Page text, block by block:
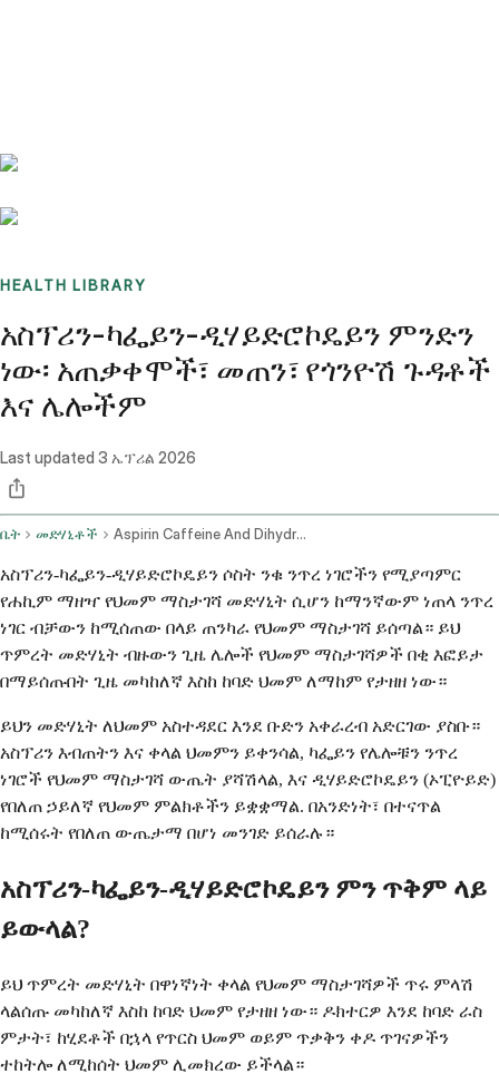
HEALTH LIBRARY
አስፕሪን-ካፌይን-ዲሃይድሮኮዴይን ምንድን
ነው፡ አጠቃቀሞች፣ መጠን፣ የጎንዮሽ ጉዳቶች
እና ሌሎችም
Last updated 3 ኤፕሪል 2026
ቤት መድሃኒቶች Aspirin Caffeine And Dihydrocodeine Oral Route
አስፕሪን-ካፌይን-ዲሃይድሮኮዴይን ሶስት ንቁ ንጥረ ነገሮችን የሚያጣምር
የሐኪም ማዘዣ የህመም ማስታገሻ መድሃኒት ሲሆን ከማንኛውም ነጠላ ንጥረ
ነገር ብቻውን ከሚሰጠው በላይ ጠንካራ የህመም ማስታገሻ ይሰጣል። ይህ
ጥምረት መድሃኒት ብዙውን ጊዜ ሌሎች የህመም ማስታገሻዎች በቂ እፎይታ
በማይሰጡበት ጊዜ መካከለኛ እስከ ከባድ ህመም ለማከም የታዘዘ ነው።
ይህን መድሃኒት ለህመም አስተዳደር እንደ ቡድን አቀራረብ አድርገው ያስቡ።
አስፕሪን እብጠትን እና ቀላል ህመምን ይቀንሳል, ካፌይን የሌሎቹን ንጥረ
ነገሮች የህመም ማስታገሻ ውጤት ያሻሽላል, እና ዲሃይድሮኮዴይን (ኦፒዮይድ)
የበለጠ ኃይለኛ የህመም ምልክቶችን ይቋቋማል. በአንድነት፣ በተናጥል
ከሚሰሩት የበለጠ ውጤታማ በሆነ መንገድ ይሰራሉ።
አስፕሪን-ካፌይን-ዲሃይድሮኮዴይን ምን ጥቅም ላይ
ይውላል?
ይህ ጥምረት መድሃኒት በዋነኛነት ቀላል የህመም ማስታገሻዎች ጥሩ ምላሽ
ላልሰጡ መካከለኛ እስከ ከባድ ህመም የታዘዘ ነው። ዶክተርዎ እንደ ከባድ ራስ
ምታት፣ ከሂደቶች በኋላ የጥርስ ህመም ወይም ጥቃቅን ቀዶ ጥገናዎችን
ተከትሎ ለሚከሰት ህመም ሊመክረው ይችላል።